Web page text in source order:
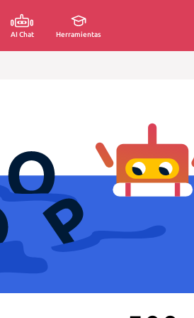
AI Chat Herramientas